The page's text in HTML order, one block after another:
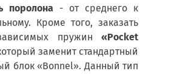
поролона - от среднего к
Кроме того, заказать
пружин «Pocket
заменит стандартный
блок «Bonnel». Данный тип